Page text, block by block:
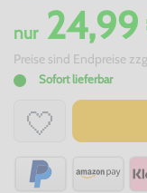
nur
Preise sind Endpreise
Sofort lieferbar